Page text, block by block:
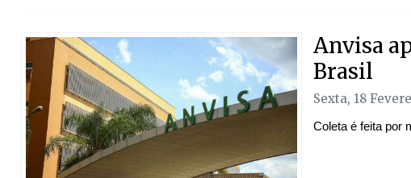
Anvisa
Brasil
Sexta, 18
Coleta é feita por